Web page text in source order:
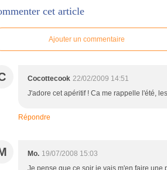
cet article
Ajouter un commentaire
Cocottecook 22/02/2009 14:51
J'adore cet apéritif ! Ca me rappelle l'été,
Répondre
Mo. 19/07/2008 15:03
Je pense que ce soir je vais m'en faire une